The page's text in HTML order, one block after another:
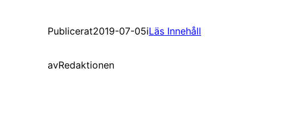
Publicerat2019-07-05iLäs Innehåll
avRedaktionen